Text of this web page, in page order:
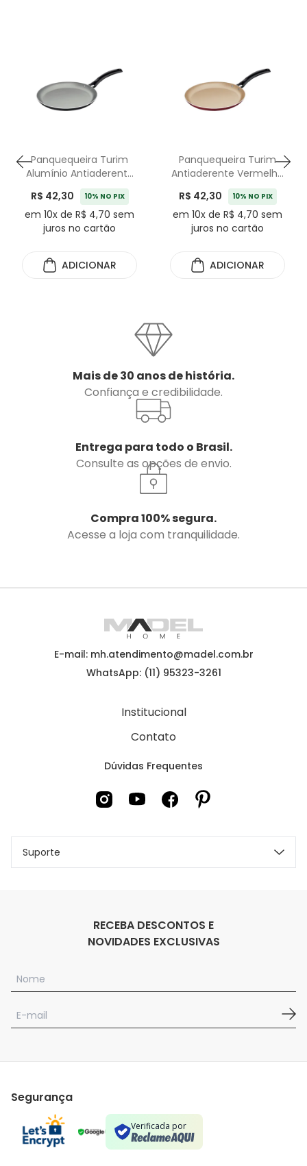
Panquequeira Turim
Alumínio Antiaderente
Chumbo Tramontina -
22cm
R$ 42,30 10% NO PIX
em 10x de R$ 4,70 sem
juros no cartão
ADICIONAR
Panquequeira Turim
Antiaderente Vermelha
Tramontina - 22cm
R$ 42,30 10% NO PIX
em 10x de R$ 4,70 sem
juros no cartão
ADICIONAR
Mais de 30 anos de história.
Confiança e credibilidade.
Entrega para todo o Brasil.
Consulte as opções de envio.
Compra 100% segura.
Acesse a loja com tranquilidade.
E-mail: mh.atendimento@madel.com.br
WhatsApp: (11) 95323-3261
Institucional
Contato
Dúvidas Frequentes
Suporte
RECEBA DESCONTOS E
NOVIDADES EXCLUSIVAS
Segurança
Verificada por